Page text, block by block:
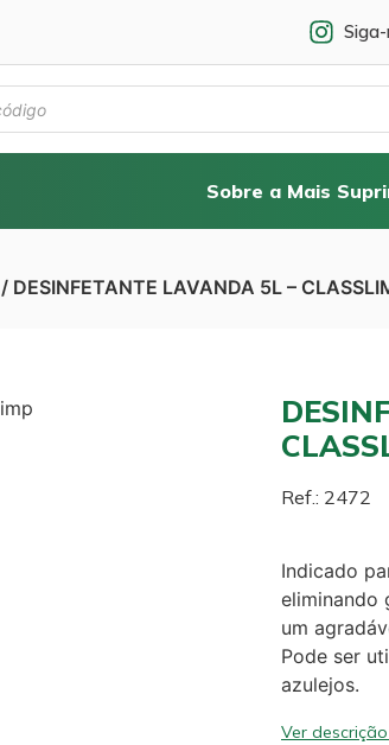
Sobre a Mais
/ DESINFETANTE LAVANDA 5L –
Ref.: 2472
Indicado
eliminando
um
Pode ser
azulejos.
Ver